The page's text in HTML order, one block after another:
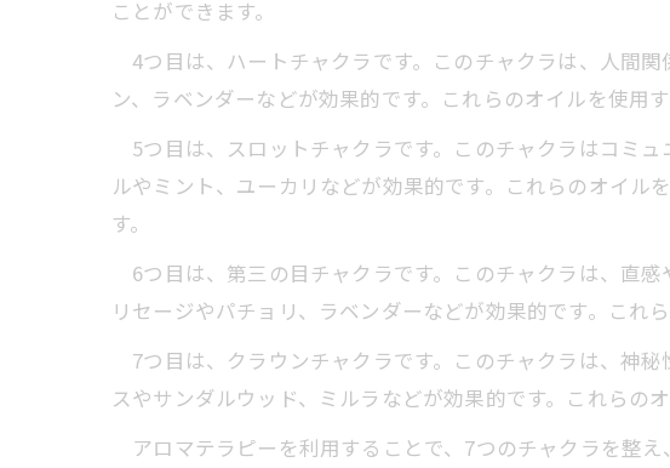
ことができます。
4つ目は、ハートチャクラです。このチャクラは、人間
ン、ラベンダーなどが効果的です。これらのオイルを使用
5つ目は、スロットチャクラです。このチャクラはコミ
ルやミント、ユーカリなどが効果的です。これらのオイル
す。
6つ目は、第三の目チャクラです。このチャクラは、直
リセージやパチョリ、ラベンダーなどが効果的です。これ
7つ目は、クラウンチャクラです。このチャクラは、神
スやサンダルウッド、ミルラなどが効果的です。これらの
アロマテラピーを利用することで、7つのチャクラを整